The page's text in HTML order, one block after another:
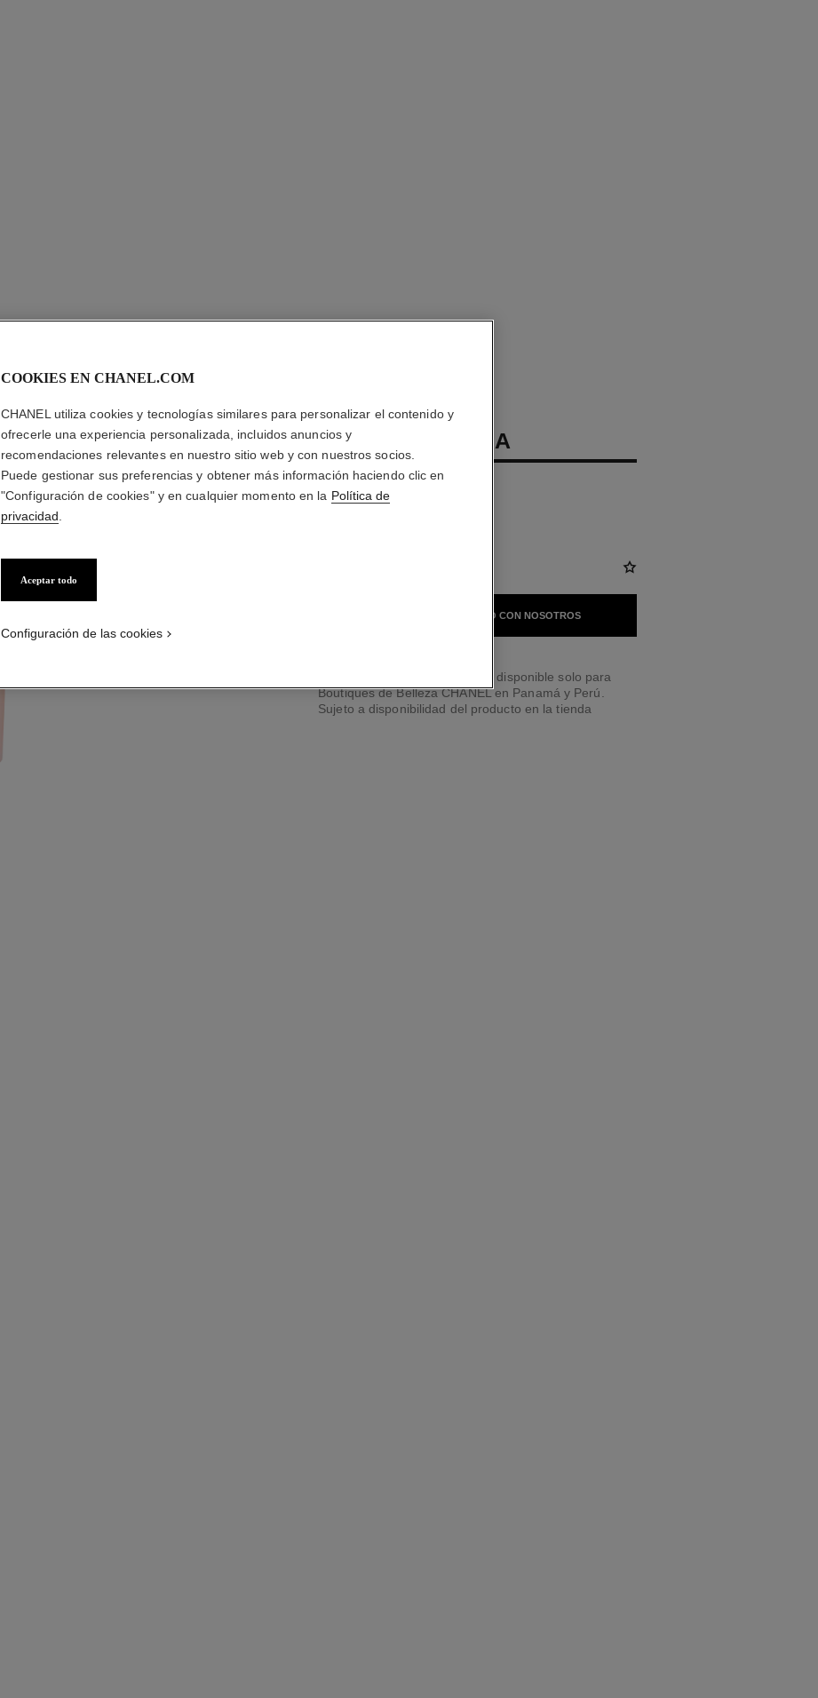
L'HUILE CAMÉLIA
Aceite Hidratante Y Fortificante
Más información
PÓNGASE EN CONTACTO CON NOSOTROS
Servicio de entrega a domicilio disponible solo para
Boutiques de Belleza CHANEL en Panamá y Perú.
Sujeto a disponibilidad del producto en la tienda
COOKIES EN CHANEL.COM
CHANEL utiliza cookies y tecnologías similares para personalizar el contenido y
ofrecerle una experiencia personalizada, incluidos anuncios y
recomendaciones relevantes en nuestro sitio web y con nuestros socios.
Puede gestionar sus preferencias y obtener más información haciendo clic en
"Configuración de cookies" y en cualquier momento en la Política de
privacidad
Aceptar todo
Configuración de las cookies